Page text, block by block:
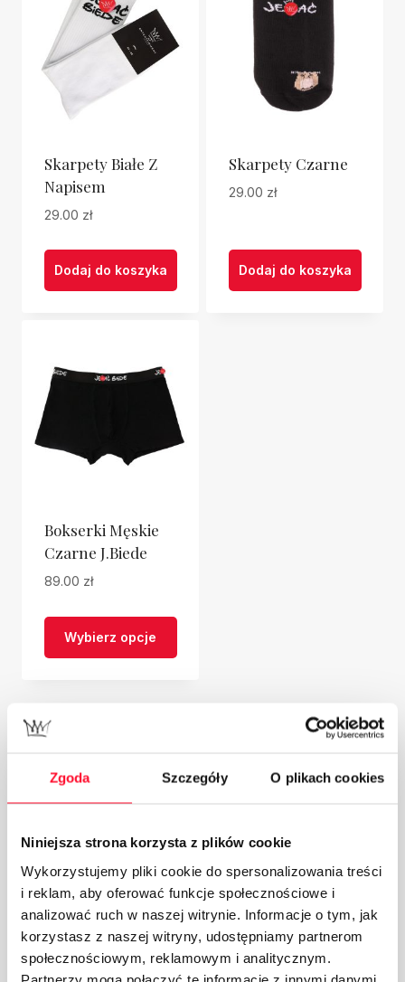
Zgoda Szczegóły O plikach cookies
Niniejsza strona korzysta z plików cookie
Wykorzystujemy pliki cookie do spersonalizowania treści
i reklam, aby oferować funkcje społecznościowe i
analizować ruch w naszej witrynie. Informacje o tym, jak
korzystasz z naszej witryny, udostępniamy partnerom
społecznościowym, reklamowym i analitycznym.
Partnerzy mogą połączyć te informacje z innymi danymi
Skarpety Białe Z
Napisem
29.00 zł
Dodaj do koszyka
Skarpety Czarne
29.00 zł
Dodaj do koszyka
Bokserki Męskie
Czarne J.Biede
89.00 zł
Wybierz opcje
ma
wiele
Opcje
wybrać
na
stronie
produktu
Kategorie Produktów
Twórcy
Rafał Pacześ
Abelard Giza
Produkty
Odzież
Bielizna i skarpetki
Bluzy, spodnie i odzież wierzchnia
Czapki i szaliki